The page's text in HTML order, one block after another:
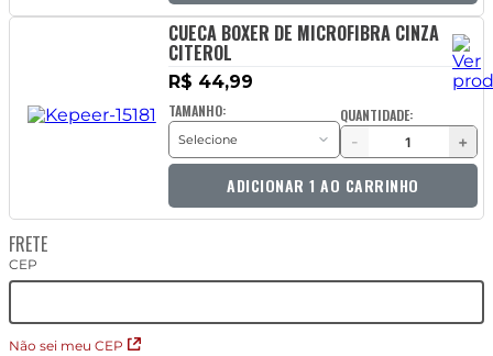
CUECA BOXER DE MICROFIBRA CINZA
CITEROL
R$ 44,99
TAMANHO:
QUANTIDADE:
-
+
ADICIONAR 1 AO CARRINHO
FRETE
CEP
Não sei meu CEP